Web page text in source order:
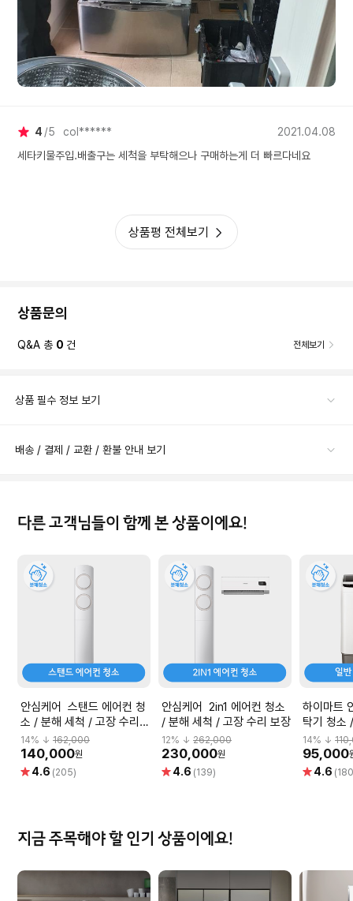
4 5 col******
2021.04.08
세타키물주입.배출구는 세척을 부탁해으나 구매하는게 더 빠르다네요
상품평 전체보기
상품문의
Q&A 총 0 건 전체보기
상품 필수 정보 보기
배송 / 결제 / 교환 / 환불 안내 보기
다른 고객님들이 함께 본 상품이에요!
안심케어 스탠드 에어컨 청
소 / 분해 세척 / 고장 수리
보장
14% ↓ 162,000
140,000원
별 4.6 (205)
안심케어 2in1 에어컨 청소
/ 분해 세척 / 고장 수리 보장
12% ↓262,000
230,000원
별 4.6 (139)
하이마트 안
탁기 청소
수리 보장
14% ↓
95,000
별 4.6
지금 주목해야 할 인기 상품이에요!